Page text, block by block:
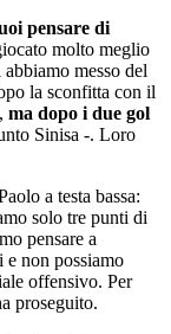
pensare di
molto meglio
messo del
la sconfitta con il
ma dopo i due gol
Sinisa -. Loro
a testa bassa:
solo tre punti di
pensare a
non possiamo
offensivo. Per
proseguito.